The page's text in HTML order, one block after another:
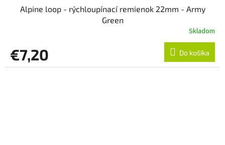
Alpine loop - rýchloupínací remienok 22mm - Army
Green
Skladom
€7,20 Do košíka